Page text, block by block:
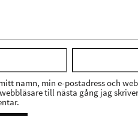
namn, min e-postadress och
till nästa gång jag